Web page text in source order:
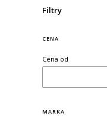
Filtry
CENA
Cena od
MARKA